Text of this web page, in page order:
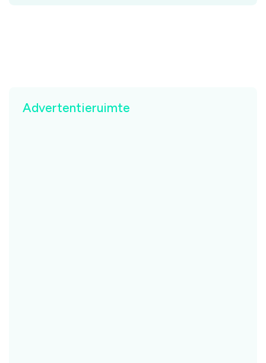
Advertentieruimte